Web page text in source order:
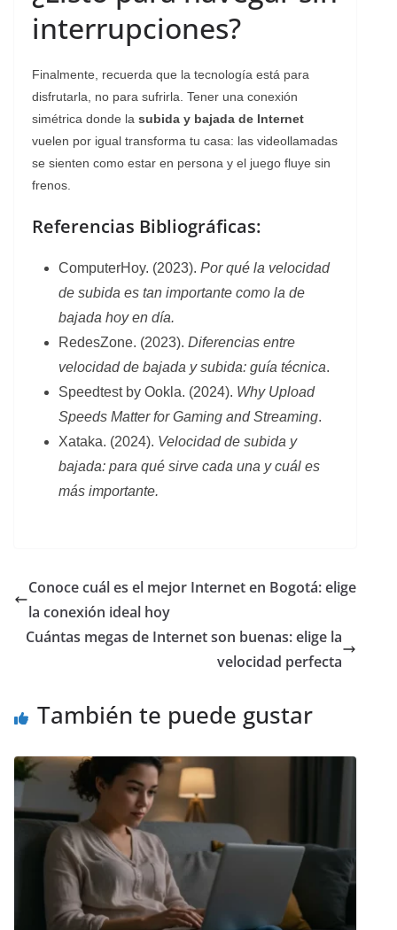
interrupciones?
Finalmente, recuerda que la tecnología está para
disfrutarla, no para sufrirla. Tener una conexión
simétrica donde la subida y bajada de Internet
vuelen por igual transforma tu casa: las videollamadas
se sienten como estar en persona y el juego fluye sin
frenos.
Referencias Bibliográficas:
ComputerHoy. (2023). Por qué la velocidad
de subida es tan importante como la de
bajada hoy en día.
RedesZone. (2023). Diferencias entre
velocidad de bajada y subida: guía técnica.
Speedtest by Ookla. (2024). Why Upload
Speeds Matter for Gaming and Streaming.
Xataka. (2024). Velocidad de subida y
bajada: para qué sirve cada una y cuál es
más importante.
Conoce cuál es el mejor Internet en Bogotá: elige
la conexión ideal hoy
Cuántas megas de Internet son buenas: elige la
velocidad perfecta
También te puede gustar